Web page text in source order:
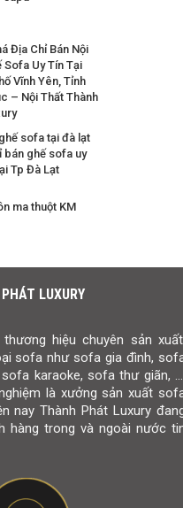
Địa Chỉ Bán Nội
Sofa Uy Tín Tại
Vĩnh Yên, Tỉnh
– Nội Thất Thành
sofa tại đà lạt
bán ghế sofa uy
Tp Đà Lạt
ma thuột KM
LUXURY
hiệu chuyên sản
sofa như sofa gia đình,
karaoke, sofa thư giãn,
là xưởng sản xuất
nay Thành Phát Luxury
hàng trong và ngoài nước